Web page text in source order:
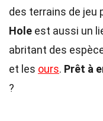
des terrains de jeu
Hole est aussi un
abritant des
et les ours. Prêt à
?